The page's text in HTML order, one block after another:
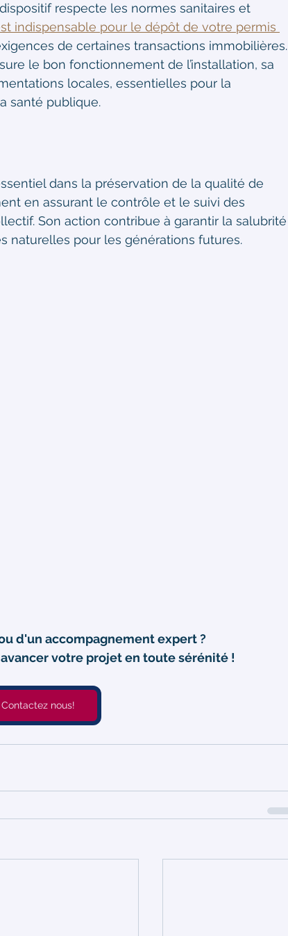
respecte les normes sanitaires et
indispensable pour le dépôt de votre permis
de certaines transactions immobilières.
le bon fonctionnement de l’installation, sa
locales, essentielles pour la
santé publique.
dans la préservation de la qualité de
en assurant le contrôle et le suivi des
Son action contribue à garantir la salubrité
naturelles pour les générations futures.
d'un accompagnement expert ?
votre projet en toute sérénité !
Contactez nous!